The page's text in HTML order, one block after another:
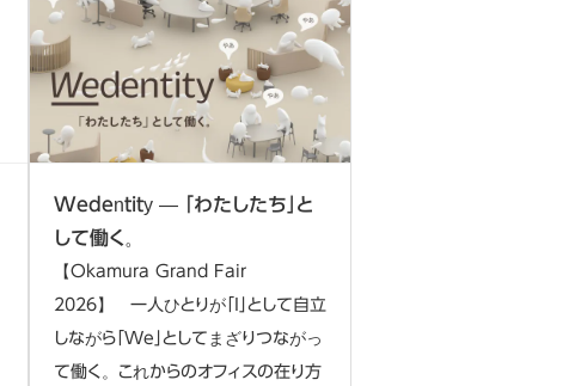
Wedentity ― 「わたしたち」と
して働く。
【Okamura Grand Fair
2026】 一人ひとりが「I」として自立
しながら「We」としてまざりつながっ
て働く。これからのオフィスの在り方